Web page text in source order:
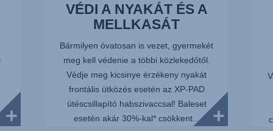
VÉDI A NYAKÁT ÉS A
MELLKASÁT
Bármilyen óvatosan is vezet, gyermekét
meg kell védenie a többi közlekedőtől.
Védje meg kicsinye érzékeny nyakát
frontális ütközés esetén az XP-PAD
ütéscsillapító habszivaccsal! Baleset
esetén akár 30%-kal* csökkent...